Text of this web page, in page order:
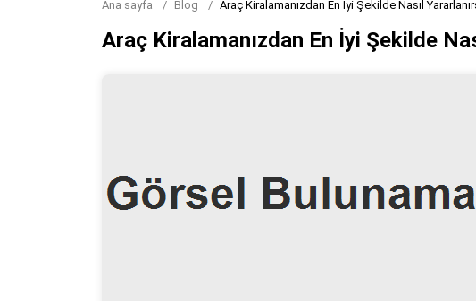
Ana sayfa Blog Araç Kiralamanızdan En İyi Şekilde Nasıl
Araç Kiralamanızdan En İyi Şekilde